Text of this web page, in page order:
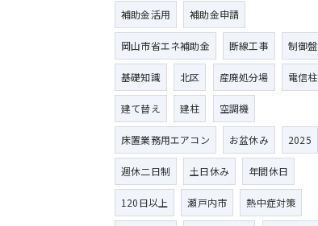
補助金活用 補助金申請
岡山市省エネ補助金 断線工事 制御盤
基礎知識 北区 産廃処分場 電信柱
建て替え 建柱 空調機
床置業務用エアコン お盆休み 2025
週休二日制 土日休み 年間休日
120日以上 瀬戸内市 熱中症対策